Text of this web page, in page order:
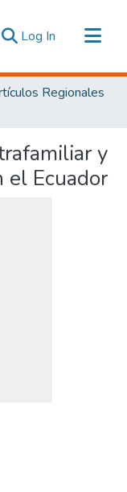
Log In (current)
Regionales
y
el Ecuador